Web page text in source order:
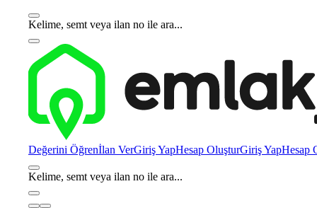
Kelime, semt veya ilan no ile ara...
Değerini Öğrenİlan VerGiriş YapHesap OluşturGiriş YapHesap
Kelime, semt veya ilan no ile ara...